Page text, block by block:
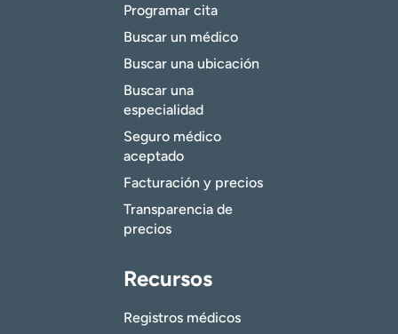
Programar cita
Buscar un médico
Buscar una ubicación
Buscar una
especialidad
Seguro médico
aceptado
Facturación y precios
Transparencia de
precios
Recursos
Registros médicos